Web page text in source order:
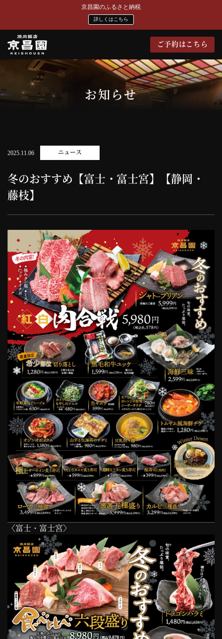
京昌園のふるさと納税
詳しくはこちら
ご予約はこちら
お知らせ
2025.11.06 ニュース
冬のおすすめ【富士・富士宮】【静岡・
藤枝】
〈富士・富士宮〉